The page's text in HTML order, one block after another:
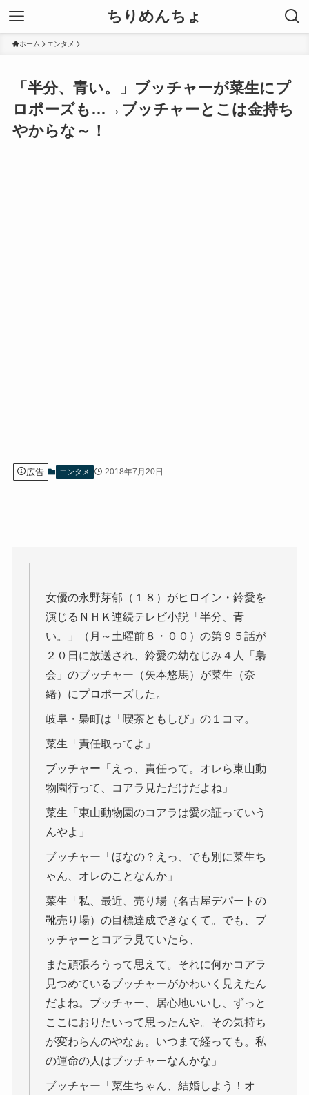
ちりめんちょ
ホーム エンタメ
「半分、青い。」ブッチャーが菜生にプ
ロポーズも…→ブッチャーとこは金持ち
やからな～！
広告 エンタメ 2018年7月20日
女優の永野芽郁（１８）がヒロイン・鈴愛を
演じるＮＨＫ連続テレビ小説「半分、青
い。」（月～土曜前８・００）の第９５話が
２０日に放送され、鈴愛の幼なじみ４人「梟
会」のブッチャー（矢本悠馬）が菜生（奈
緒）にプロポーズした。
岐阜・梟町は「喫茶ともしび」の１コマ。
菜生「責任取ってよ」
ブッチャー「えっ、責任って。オレら東山動
物園行って、コアラ見ただけだよね」
菜生「東山動物園のコアラは愛の証っていう
んやよ」
ブッチャー「ほなの？えっ、でも別に菜生ち
ゃん、オレのことなんか」
菜生「私、最近、売り場（名古屋デパートの
靴売り場）の目標達成できなくて。でも、ブ
ッチャーとコアラ見ていたら、
また頑張ろうって思えて。それに何かコアラ
見つめているブッチャーがかわいく見えたん
だよね。ブッチャー、居心地いいし、ずっと
ここにおりたいって思ったんや。その気持ち
が変わらんのやなぁ。いつまで経っても。私
の運命の人はブッチャーなんかな」
ブッチャー「菜生ちゃん、結婚しよう！オ